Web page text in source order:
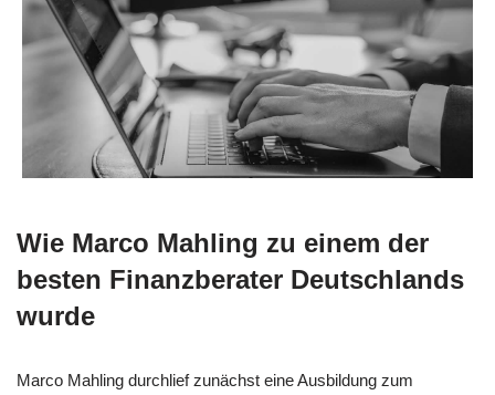
Wie Marco Mahling zu einem der
besten Finanzberater Deutschlands
wurde
Marco Mahling durchlief zunächst eine Ausbildung zum